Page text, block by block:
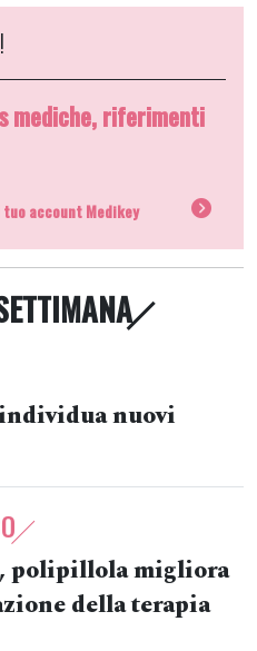
mediche, riferimenti
account Medikey
nuovi
polipillola migliora
della terapia